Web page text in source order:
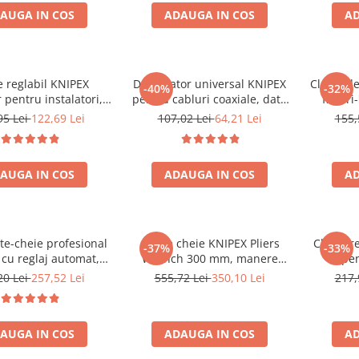
IN COS
01 400
ADAUGA IN COS
reglabil KNIPEX
pentru instalatori,
autoblocant,
in Germania 87
01 250
Lei122,69 Lei
IN COS
-40%
Decablator universal KNIPEX
pentru cabluri coaxiale, date
si telefonie, 125 mm, fabricat
107,02 Lei64,21 Lei
ADAUGA IN COS
-32%
Cleste
cheie profesional
cu reglaj automat,
mecanica fina,
cu plastic
si protectia
mm, fabricat in
German
Lei257,52 Lei
IN COS
-37%
Cleste cheie KNIPEX Pliers
Wrench 300 mm, manere
plastic, pentru instalatii
Germania 86 03 300
555,72 Lei350,10 Lei
ADAUGA IN COS
-33%
Cleste